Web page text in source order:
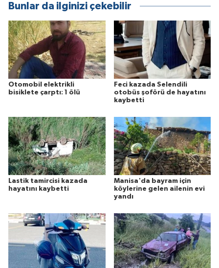
Bunlar da ilginizi çekebilir
Otomobil elektrikli
bisiklete çarptı: 1 ölü
Feci kazada Selendili
otobüs şoförü de hayatını
kaybetti
Lastik tamircisi kazada
hayatını kaybetti
Manisa'da bayram için
köylerine gelen ailenin evi
yandı